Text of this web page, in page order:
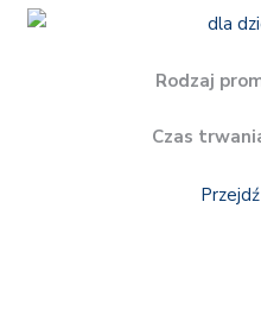
Rodzaj
Czas